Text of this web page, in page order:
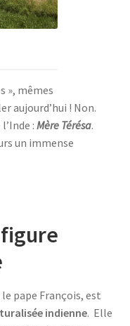
», mêmes
aujourd’hui ! Non.
:Mère Térésa.
un immense
pape François, est
indienne. Elle